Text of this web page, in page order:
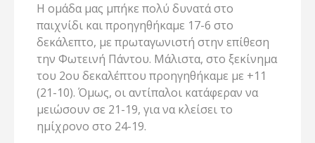
Η ομάδα μας μπήκε πολύ δυνατά στο
παιχνίδι και προηγηθήκαμε 17-6 στο
δεκάλεπτο, με πρωταγωνιστή στην επίθεση
την Φωτεινή Πάντου. Μάλιστα, στο ξεκίνημα
του 2ου δεκαλέπτου προηγηθήκαμε με +11
(21-10). Όμως, οι αντίπαλοι κατάφεραν να
μειώσουν σε 21-19, για να κλείσει το
ημίχρονο στο 24-19.